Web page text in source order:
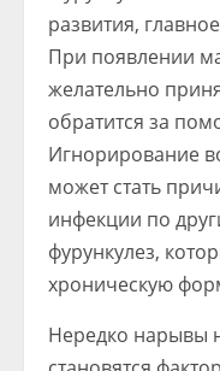
развития,
При появлении
желательно
обратится за
Игнорирование
может стать
инфекции по
фурункулез,
хроническую
Нередко нарывы